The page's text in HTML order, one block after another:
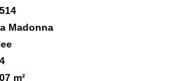
Madonna
m²